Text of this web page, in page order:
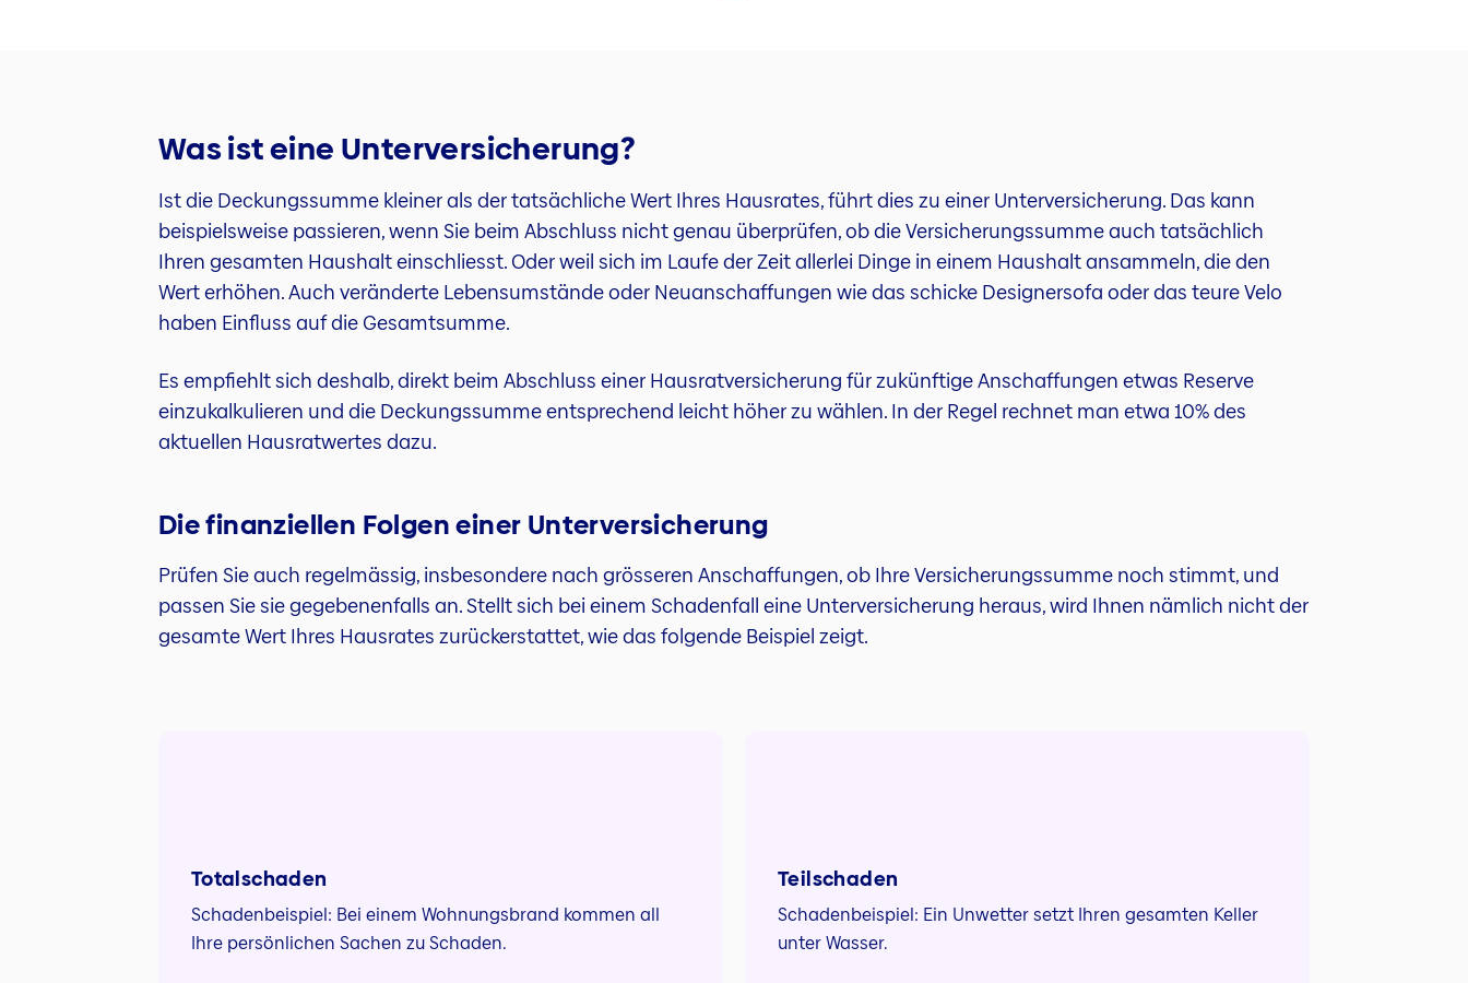
Was ist eine Unterversicherung?
Ist die Deckungssumme kleiner als der tatsächliche Wert Ihres Hausrates, führt dies zu einer Unterversicherung. Das kann
beispielsweise passieren, wenn Sie beim Abschluss nicht genau überprüfen, ob die Versicherungssumme auch tatsächlich
Ihren gesamten Haushalt einschliesst. Oder weil sich im Laufe der Zeit allerlei Dinge in einem Haushalt ansammeln, die den
Wert erhöhen. Auch veränderte Lebensumstände oder Neuanschaffungen wie das schicke Designersofa oder das teure Velo
haben Einfluss auf die Gesamtsumme.
Es empfiehlt sich deshalb, direkt beim Abschluss einer Hausratversicherung für zukünftige Anschaffungen etwas Reserve
einzukalkulieren und die Deckungssumme entsprechend leicht höher zu wählen. In der Regel rechnet man etwa 10% des
aktuellen Hausratwertes dazu.
Die finanziellen Folgen einer Unterversicherung
Prüfen Sie auch regelmässig, insbesondere nach grösseren Anschaffungen, ob Ihre Versicherungssumme noch stimmt, und
passen Sie sie gegebenenfalls an. Stellt sich bei einem Schadenfall eine Unterversicherung heraus, wird Ihnen nämlich nicht der
gesamte Wert Ihres Hausrates zurückerstattet, wie das folgende Beispiel zeigt.
Totalschaden
Schadenbeispiel: Bei einem Wohnungsbrand kommen all
Ihre persönlichen Sachen zu Schaden.
Teilschaden
Schadenbeispiel: Ein Unwetter setzt Ihren gesamten Keller
unter Wasser.